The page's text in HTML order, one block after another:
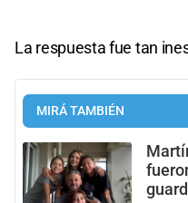
La respuesta fue tan
MIRÁ TAMBIÉN